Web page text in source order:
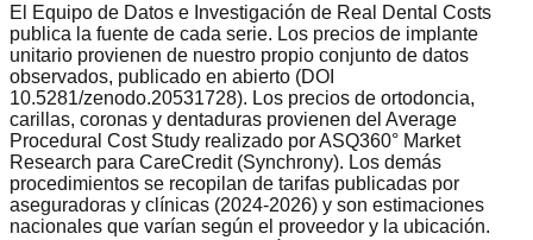
El Equipo de Datos e Investigación de Real Dental Costs
publica la fuente de cada serie. Los precios de implante
unitario provienen de nuestro propio conjunto de datos
observados, publicado en abierto (DOI
10.5281/zenodo.20531728). Los precios de ortodoncia,
carillas, coronas y dentaduras provienen del Average
Procedural Cost Study realizado por ASQ360° Market
Research para CareCredit (Synchrony). Los demás
procedimientos se recopilan de tarifas publicadas por
aseguradoras y clínicas (2024-2026) y son estimaciones
nacionales que varían según el proveedor y la ubicación.